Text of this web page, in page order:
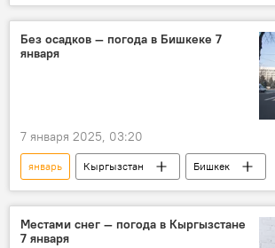
погода в Кыргызстане
Кыргызгидромет
прогноз
неделя
Без осадков — погода в Бишкеке 7
января
7 января 2025, 03:20
январь Кыргызстан
Бишкек
прогноз погоды
температура
Местами снег — погода в Кыргызстане
7 января